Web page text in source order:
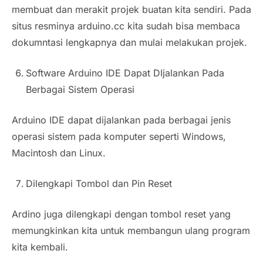
membuat dan merakit projek buatan kita sendiri. Pada
situs resminya arduino.cc kita sudah bisa membaca
dokumntasi lengkapnya dan mulai melakukan projek.
Software Arduino IDE Dapat DIjalankan Pada
Berbagai Sistem Operasi
Arduino IDE dapat dijalankan pada berbagai jenis
operasi sistem pada komputer seperti Windows,
Macintosh dan Linux.
Dilengkapi Tombol dan Pin Reset
Ardino juga dilengkapi dengan tombol reset yang
memungkinkan kita untuk membangun ulang program
kita kembali.